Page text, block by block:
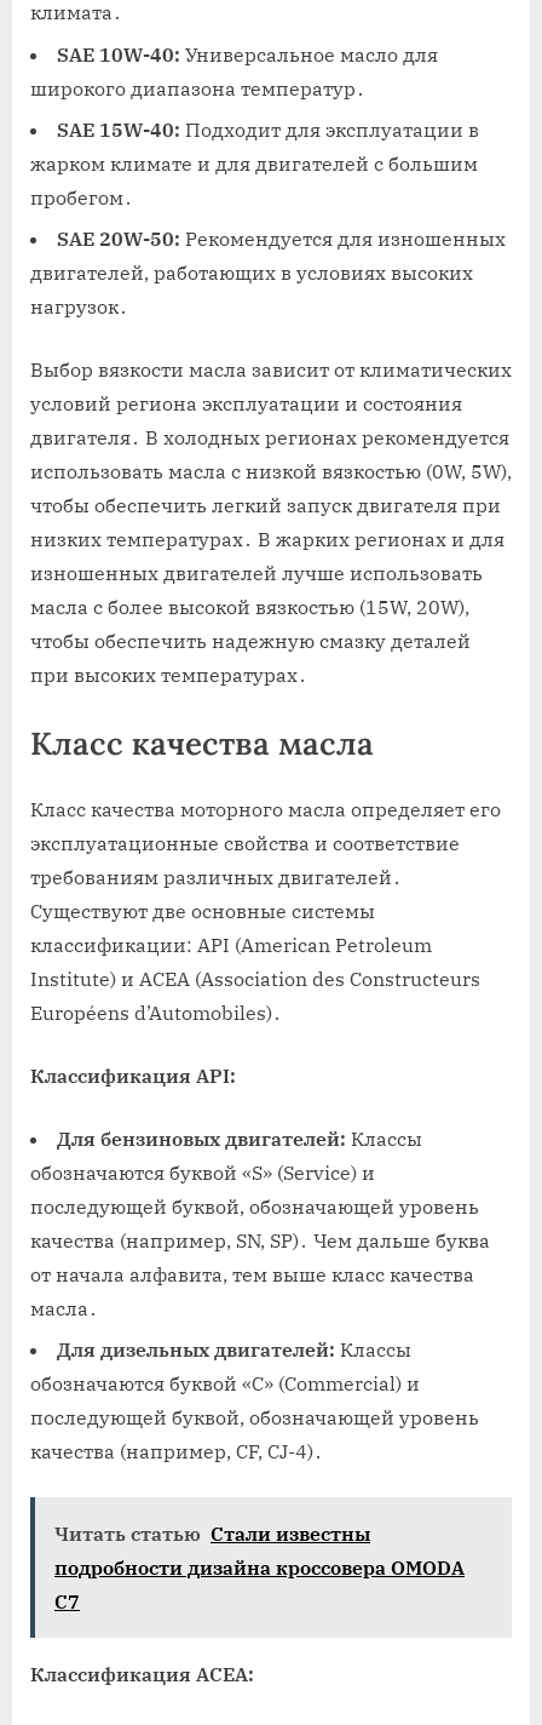
климата․
SAE 10W-40: Универсальное масло для
широкого диапазона температур․
SAE 15W-40: Подходит для эксплуатации в
жарком климате и для двигателей с большим
пробегом․
SAE 20W-50: Рекомендуется для изношенных
двигателей, работающих в условиях высоких
нагрузок․
Выбор вязкости масла зависит от климатических
условий региона эксплуатации и состояния
двигателя․ В холодных регионах рекомендуется
использовать масла с низкой вязкостью (0W, 5W),
чтобы обеспечить легкий запуск двигателя при
низких температурах․ В жарких регионах и для
изношенных двигателей лучше использовать
масла с более высокой вязкостью (15W, 20W),
чтобы обеспечить надежную смазку деталей
при высоких температурах․
Класс качества масла
Класс качества моторного масла определяет его
эксплуатационные свойства и соответствие
требованиям различных двигателей․
Существуют две основные системы
классификации: API (American Petroleum
Institute) и ACEA (Association des Constructeurs
Européens d’Automobiles)․
Классификация API:
Для бензиновых двигателей: Классы
обозначаются буквой «S» (Service) и
последующей буквой, обозначающей уровень
качества (например, SN, SP)․ Чем дальше буква
от начала алфавита, тем выше класс качества
масла․
Для дизельных двигателей: Классы
обозначаются буквой «C» (Commercial) и
последующей буквой, обозначающей уровень
качества (например, CF, CJ-4)․
Читать статью Стали известны
подробности дизайна кроссовера OMODA
C7
Классификация ACEA: